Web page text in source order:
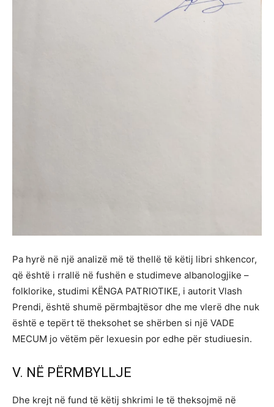
Pa hyrë në një analizë më të thellë të këtij libri shkencor,
që është i rrallë në fushën e studimeve albanologjike –
folklorike, studimi KËNGA PATRIOTIKE, i autorit Vlash
Prendi, është shumë përmbajtësor dhe me vlerë dhe nuk
është e tepërt të theksohet se shërben si një VADE
MECUM jo vëtëm për lexuesin por edhe për studiuesin.
V. NË PËRMBYLLJE
Dhe krejt në fund të këtij shkrimi le të theksojmë në